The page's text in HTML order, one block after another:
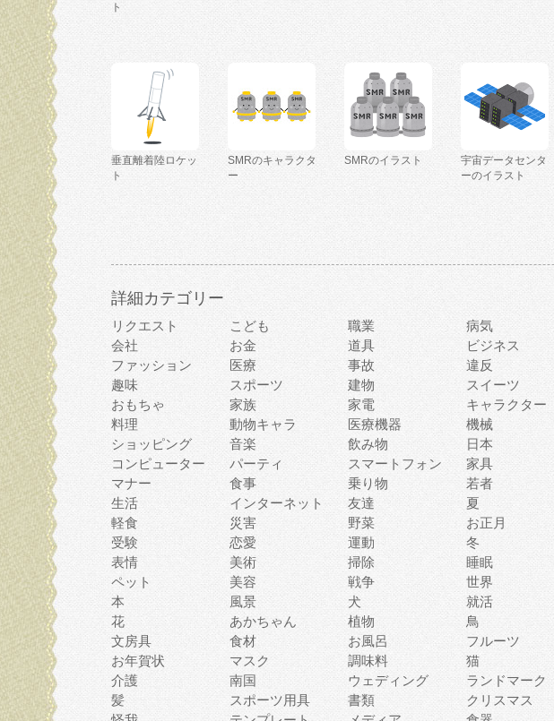
ト
垂直離着陸ロケッ
ト
SMRのキャラクタ
ー
SMRのイラスト
宇宙データセンタ
ーのイラスト
詳細カテゴリー
リクエスト こども 職業
病気
会社
お金 道具
ビジネス
ファッション
医療 事故
違反
趣味
スポーツ 建物
スイーツ
おもちゃ
家族 家電
キャラクター
料理
動物キャラ 医療機器
機械
ショッピング
音楽 飲み物
日本
コンピューター
パーティ スマートフォン
家具
マナー
食事 乗り物
若者
生活
インターネット 友達
夏
軽食
災害 野菜
お正月
受験
恋愛 運動
冬
表情
美術 掃除
睡眠
ペット
美容 戦争
世界
本
風景 犬
就活
花
あかちゃん 植物
鳥
文房具
食材 お風呂
フルーツ
お年賀状
マスク 調味料
猫
介護
南国 ウェディング
ランドマーク
髪
スポーツ用具 書類
クリスマス